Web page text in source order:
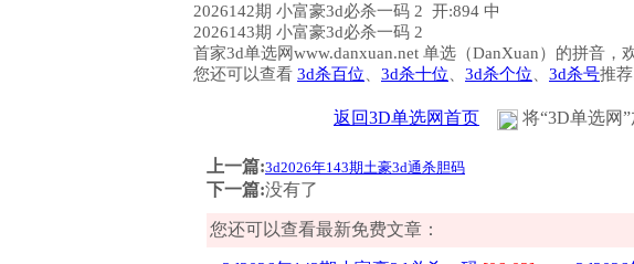
2026142期 小富豪3d必杀一码 2 开:894 中
2026143期 小富豪3d必杀一码 2
首家3d单选网www.danxuan.net 单选（DanXuan）的拼音，
您还可以查看 3d杀百位 3d杀十位 3d杀个位 3d杀号推荐
返回3D单选网首页 将“3D单选网
上一篇:3d2026年143期土豪3d通杀胆码
下一篇:没有了
您还可以查看最新免费文章：